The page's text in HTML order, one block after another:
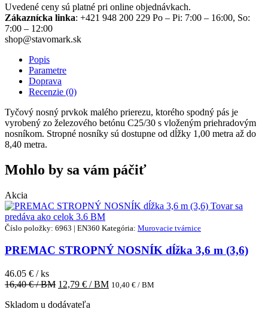
Uvedené ceny sú platné pri online objednávkach.
Zákaznícka linka: +421 948 200 229 Po – Pi: 7:00 – 16:00, So:
7:00 – 12:00
shop@stavomark.sk
Popis
Parametre
Doprava
Recenzie (0)
Tyčový nosný prvkok malého prierezu, ktorého spodný pás je
vyrobený zo železového betónu C25/30 s vloženým priehradovým
nosníkom. Stropné nosníky sú dostupne od dĺžky 1,00 metra až do
8,40 metra.
Mohlo by sa vám páčiť
Akcia
Tovar sa
predáva ako celok 3.6 BM
Číslo položky: 6963 | EN360 Kategória: Murovacie tvárnice
PREMAC STROPNÝ NOSNÍK dĺžka 3,6 m (3,6)
46.05 € / ks
16,40€ / BM 12,79 € / BM 10,40 € / BM
Skladom u dodávateľa